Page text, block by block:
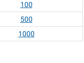
100
500
1000